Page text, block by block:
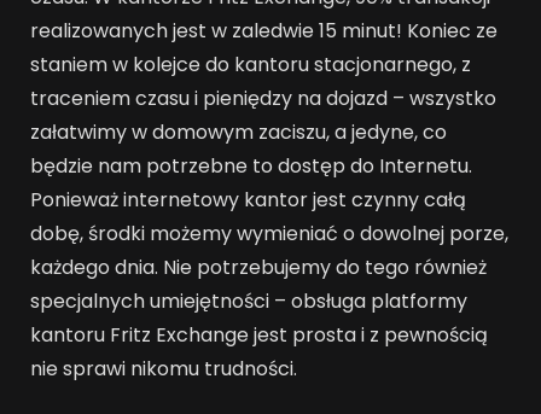
realizowanych jest w zaledwie 15 minut! Koniec ze
staniem w kolejce do kantoru stacjonarnego, z
traceniem czasu i pieniędzy na dojazd – wszystko
załatwimy w domowym zaciszu, a jedyne, co
będzie nam potrzebne to dostęp do Internetu.
Ponieważ internetowy kantor jest czynny całą
dobę, środki możemy wymieniać o dowolnej porze,
każdego dnia. Nie potrzebujemy do tego również
specjalnych umiejętności – obsługa platformy
kantoru Fritz Exchange jest prosta i z pewnością
nie sprawi nikomu trudności.